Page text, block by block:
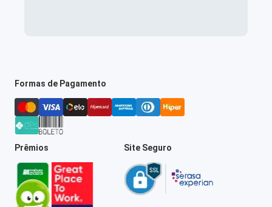
Formas de Pagamento
Prêmios Site Seguro